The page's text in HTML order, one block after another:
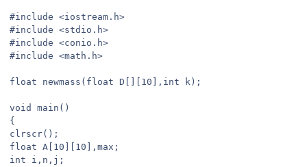
#include <iostream.h>
#include <stdio.h>
#include <conio.h>
#include <math.h>
float newmass(float D[][10],int k);
void main()
{
clrscr();
float A[10][10],max;
int i,n,j;